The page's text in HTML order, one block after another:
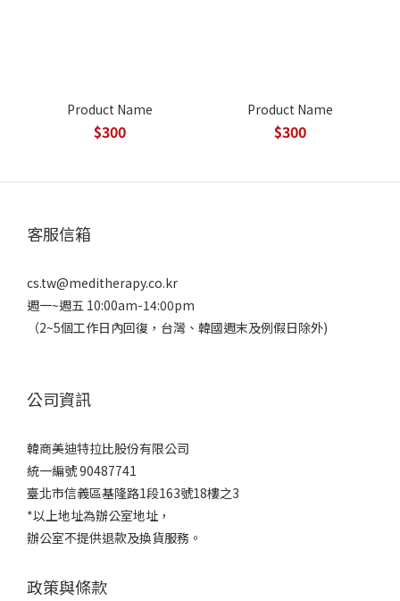
Product Name
$300
Product Name
$300
客服信箱
cs.tw@meditherapy.co.kr
週一~週五 10:00am-14:00pm
（2~5個工作日內回復，台灣、韓國週末及例假日除外)
公司資訊
韓商美迪特拉比股份有限公司
統一編號 90487741
臺北市信義區基隆路1段163號18樓之3
*以上地址為辦公室地址，
辦公室不提供退款及換貨服務。
政策與條款